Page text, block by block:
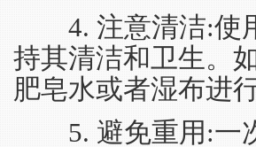
4. 注意清洁:使用
持其清洁和卫生。
肥皂水或者湿布进
5. 避免重用:一次